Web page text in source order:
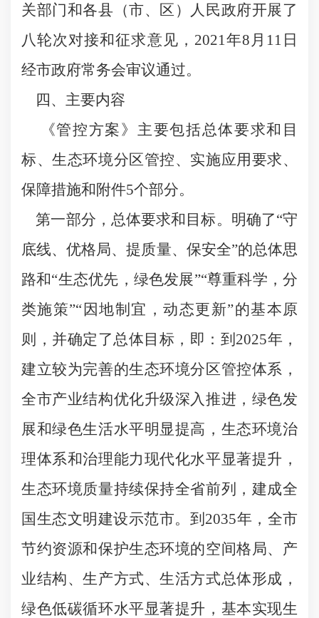
关部门和各县（市、区）人民政府开展了
八轮次对接和征求意见，2021年8月11日
经市政府常务会审议通过。
四、主要内容
《管控方案》主要包括总体要求和目
标、生态环境分区管控、实施应用要求、
保障措施和附件5个部分。
第一部分，总体要求和目标。明确了“守
底线、优格局、提质量、保安全”的总体思
路和“生态优先，绿色发展”“尊重科学，分
类施策”“因地制宜，动态更新”的基本原
则，并确定了总体目标，即：到2025年，
建立较为完善的生态环境分区管控体系，
全市产业结构优化升级深入推进，绿色发
展和绿色生活水平明显提高，生态环境治
理体系和治理能力现代化水平显著提升，
生态环境质量持续保持全省前列，建成全
国生态文明建设示范市。到2035年，全市
节约资源和保护生态环境的空间格局、产
业结构、生产方式、生活方式总体形成，
绿色低碳循环水平显著提升，基本实现生